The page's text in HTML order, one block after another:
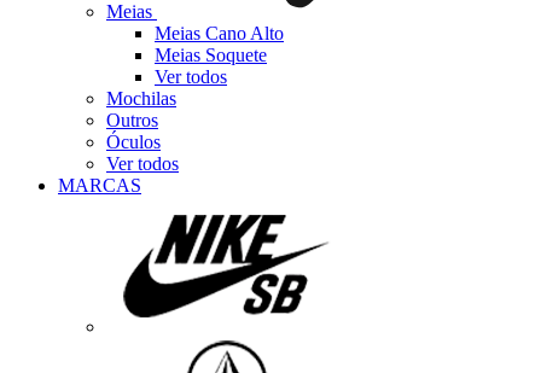
Meias
Meias Cano Alto
Meias Soquete
Ver todos
Mochilas
Outros
Óculos
Ver todos
MARCAS